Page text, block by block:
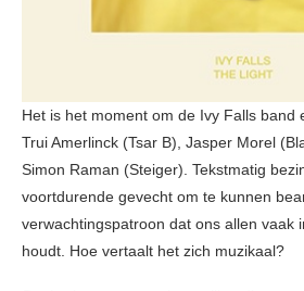
Het is het moment om de Ivy Falls band
Trui Amerlinck (Tsar B), Jasper Morel
Simon Raman (Steiger). Tekstmatig
voortdurende gevecht om te kunnen
verwachtingspatroon dat ons allen vaak
houdt. Hoe vertaalt het zich muzikaal?